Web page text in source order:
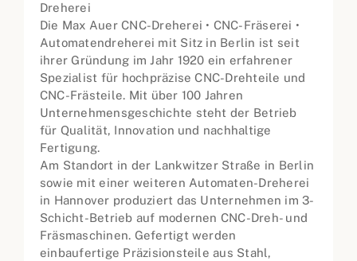
Dreherei
Die Max Auer CNC-Dreherei • CNC-Fräserei •
Automatendreherei mit Sitz in Berlin ist seit
ihrer Gründung im Jahr 1920 ein erfahrener
Spezialist für hochpräzise CNC-Drehteile und
CNC-Frästeile. Mit über 100 Jahren
Unternehmensgeschichte steht der Betrieb
für Qualität, Innovation und nachhaltige
Fertigung.
Am Standort in der Lankwitzer Straße in Berlin
sowie mit einer weiteren Automaten-Dreherei
in Hannover produziert das Unternehmen im 3-
Schicht-Betrieb auf modernen CNC-Dreh- und
Fräsmaschinen. Gefertigt werden
einbaufertige Präzisionsteile aus Stahl,